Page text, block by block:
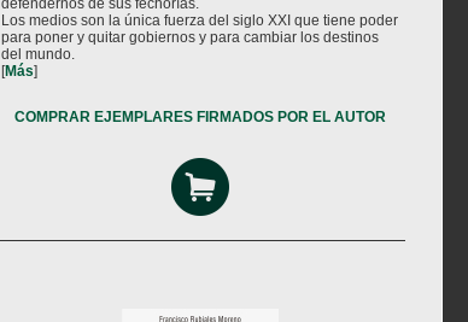
defendernos de sus fechorías.
Los medios son la única fuerza del siglo XXI que tiene poder
para poner y quitar gobiernos y para cambiar los destinos
del mundo.
[Más]
COMPRAR EJEMPLARES FIRMADOS POR EL AUTOR